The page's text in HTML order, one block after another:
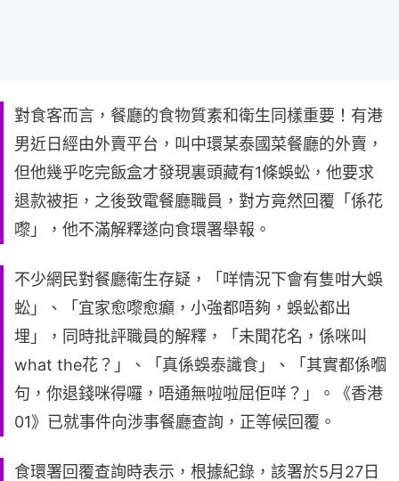
對食客而言，餐廳的食物質素和衛生同樣重要！有港
男近日經由外賣平台，叫中環某泰國菜餐廳的外賣，
但他幾乎吃完飯盒才發現裏頭藏有1條蜈蚣，他要求
退款被拒，之後致電餐廳職員，對方竟然回覆「係花
嚟」，他不滿解釋遂向食環署舉報。
不少網民對餐廳衛生存疑，「咩情況下會有隻咁大蜈
蚣」、「宜家愈嚟愈癲，小強都唔夠，蜈蚣都出
埋」，同時批評職員的解釋，「未聞花名，係咪叫
what the花？」、「真係蜈泰識食」、「其實都係嗰
句，你退錢咪得囉，唔通無啦啦屈佢咩？」。《香港
01》已就事件向涉事餐廳查詢，正等候回覆。
食環署回覆查詢時表示，根據紀錄，該署於5月27日